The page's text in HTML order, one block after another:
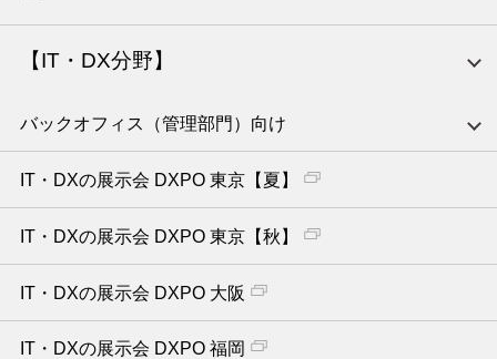
【IT・DX分野】
バックオフィス（管理部門）向け
IT・DXの展示会 DXPO 東京【夏】
IT・DXの展示会 DXPO 東京【秋】
IT・DXの展示会 DXPO 大阪
IT・DXの展示会 DXPO 福岡